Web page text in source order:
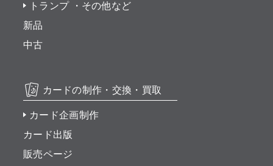
トランプ ・その他など
新品
中古
カードの制作・交換・買取
カード企画制作
カード出版
販売ページ